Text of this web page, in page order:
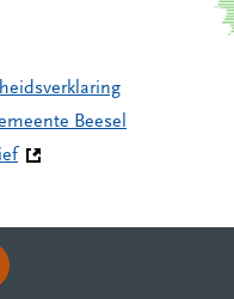
Beesel